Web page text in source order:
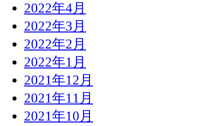
2022年4月
2022年3月
2022年2月
2022年1月
2021年12月
2021年11月
2021年10月